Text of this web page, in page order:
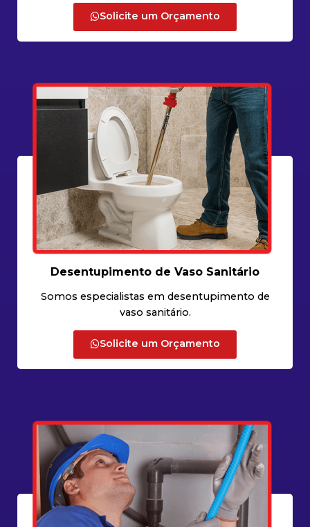
Solicite um Orçamento
Desentupimento de Vaso Sanitário
Somos especialistas em desentupimento de
vaso sanitário.
Solicite um Orçamento